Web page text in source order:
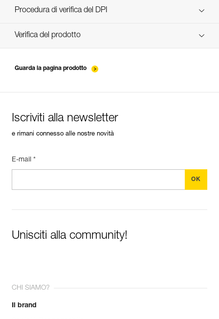
scopri ePPEcentre
Procedura di verifica del DPI
verif EPI-ASAP'SORBER-procedure-IT
Verifica del prodotto
Guarda la pagina prodotto
Iscriviti alla newsletter
e rimani connesso alle nostre novità
E-mail *
Unisciti alla community!
CHI SIAMO?
Il brand